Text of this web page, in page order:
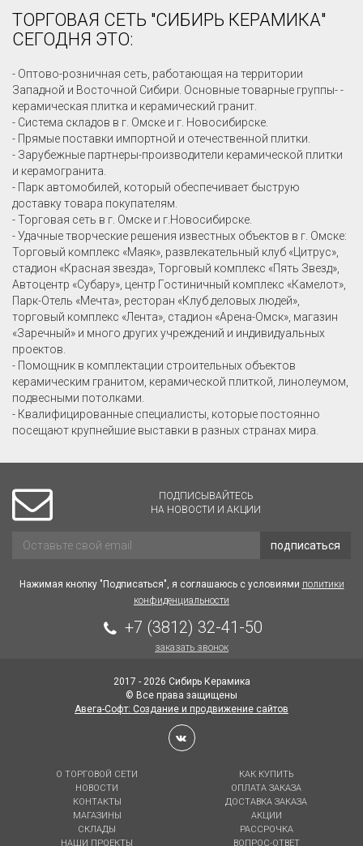
ТОРГОВАЯ СЕТЬ "СИБИРЬ КЕРАМИКА"
СЕГОДНЯ ЭТО:
- Оптово-розничная сеть, работающая на территории
Западной и Восточной Сибири. Основные товарные группы- -
керамическая плитка и керамический гранит.
- Система складов в г. Омске и г. Новосибирске.
- Прямые поставки импортной и отечественной плитки.
- Зарубежные партнеры-производители керамической плитки
и керамогранита.
- Парк автомобилей, который обеспечивает быструю
доставку товара покупателям.
- Торговая сеть в г. Омске и г.Новосибирске.
- Удачные творческие решения известных объектов в г. Омске:
Торговый комплекс «Маяк», развлекательный клуб «Цитрус»,
стадион «Красная звезда», Торговый комплекс «Пять Звезд»,
Автоцентр «Субару», центр Гостиничный комплекс «Камелот»,
Парк-Отель «Мечта», ресторан «Клуб деловых людей»,
торговый комплекс «Лента», стадион «Арена-Омск», магазин
«Заречный» и много других учреждений и индивидуальных
проектов.
- Помощник в комплектации строительных объектов
керамическим гранитом, керамической плиткой, линолеумом,
подвесными потолками.
- Квалифицированные специалисты, которые постоянно
посещают крупнейшие выставки в разных странах мира.
ПОДПИСЫВАЙТЕСЬ
НА НОВОСТИ И АКЦИИ
подписаться
Нажимая кнопку "Подписаться", я соглашаюсь с условиями политики
конфиденциальности
+7 (3812) 32-41-50
заказать звонок
2017 - 2026 Сибирь Керамика
© Все права защищены
Авега-Софт: Создание и продвижение сайтов
О ТОРГОВОЙ СЕТИ
НОВОСТИ
КОНТАКТЫ
МАГАЗИНЫ
СКЛАДЫ
НАШИ ПРОЕКТЫ
КАК КУПИТЬ
ОПЛАТА ЗАКАЗА
ДОСТАВКА ЗАКАЗА
АКЦИИ
РАССРОЧКА
ВОПРОС-ОТВЕТ